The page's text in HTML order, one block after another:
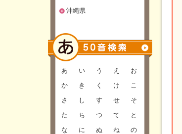
沖縄県
あ い う え
お
か
き く け
こ
さ
し す せ
そ
た
ち つ て
と
な
に ぬ ね
の